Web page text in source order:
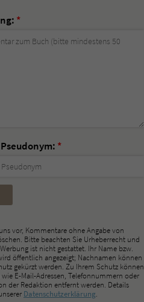
*
*
vor, Kommentare ohne Angabe von
Bitte beachten Sie Urheberrecht und
ist nicht gestattet. Ihr Name bzw.
öffentlich angezeigt; Nachnamen können
gekürzt werden. Zu Ihrem Schutz können
E-Mail-Adressen, Telefonnummern oder
der Redaktion entfernt werden. Details
Datenschutzerklärung.